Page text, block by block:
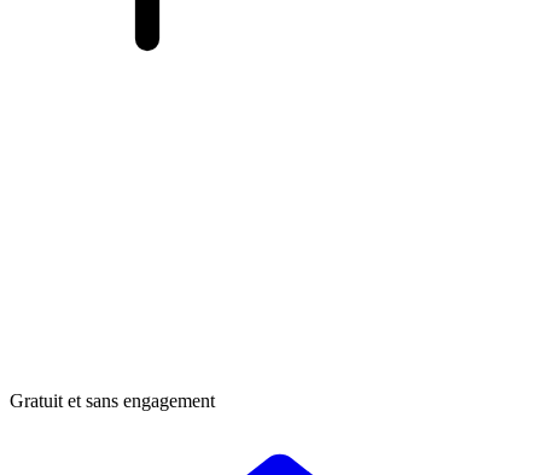
Gratuit et sans engagement